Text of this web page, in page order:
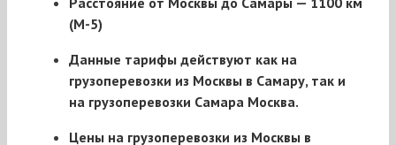
(М-5)
Данные тарифы действуют как на
грузоперевозки из Москвы в Самару, так и
на грузоперевозки Самара Москва.
Цены на грузоперевозки из Москвы в